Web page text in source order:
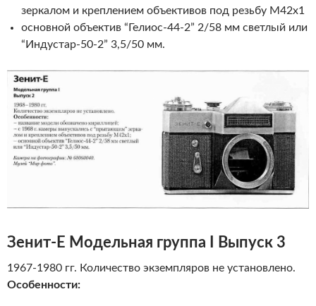
зеркалом и креплением объективов под резьбу М42х1
основной объектив “Гелиос-44-2” 2/58 мм светлый или
“Индустар-50-2” 3,5/50 мм.
Зенит-Е Модельная группа I Выпуск 3
1967-1980 гг. Количество экземпляров не установлено.
Особенности: